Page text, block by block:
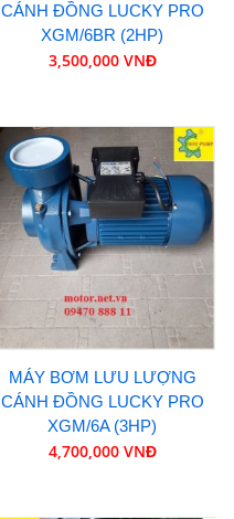
CÁNH ĐỒNG LUCKY PRO
XGM/6BR (2HP)
3,500,000 VNĐ
MÁY BƠM LƯU LƯỢNG
CÁNH ĐỒNG LUCKY PRO
XGM/6A (3HP)
4,700,000 VNĐ